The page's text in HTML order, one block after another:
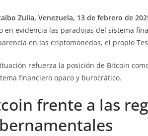
Zulia, Venezuela, 13 de febrero de
en evidencia las paradojas del sistema
en las criptomonedas, el propio
refuerza la posición de Bitcoin
financiero opaco y burocrático.
frente a las